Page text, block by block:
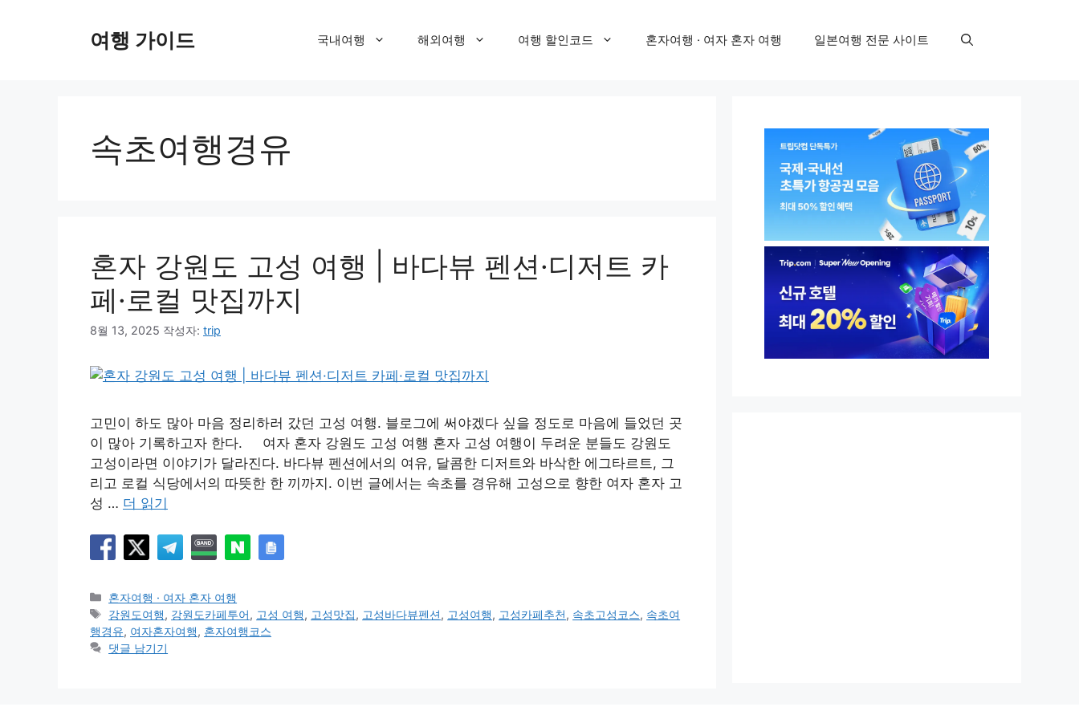
여행 가이드 국내여행 해외여행 여행 할인코드 혼자여행 · 여자 혼자 여행 일본여행 전문 사이트
속초여행경유
혼자 강원도 고성 여행 | 바다뷰 펜션·디저트 카
페·로컬 맛집까지
8월 13, 2025 작성자: trip
고민이 하도 많아 마음 정리하러 갔던 고성 여행. 블로그에 써야겠다 싶을 정도로 마음에 들었던 곳
이 많아 기록하고자 한다. 여자 혼자 강원도 고성 여행 혼자 고성 여행이 두려운 분들도 강원도
고성이라면 이야기가 달라진다. 바다뷰 펜션에서의 여유, 달콤한 디저트와 바삭한 에그타르트, 그
리고 로컬 식당에서의 따뜻한 한 끼까지. 이번 글에서는 속초를 경유해 고성으로 향한 여자 혼자 고
성 … 더 읽기
카
테
고
리
혼자여행 · 여자 혼자 여행
태
그
강원도여행, 강원도카페투어, 고성 여행, 고성맛집, 고성바다뷰펜션, 고성여행, 고성카페추천, 속초고성코스, 속초여
행경유, 여자혼자여행, 혼자여행코스
댓글 남기기